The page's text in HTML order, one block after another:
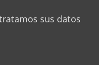
sus datos